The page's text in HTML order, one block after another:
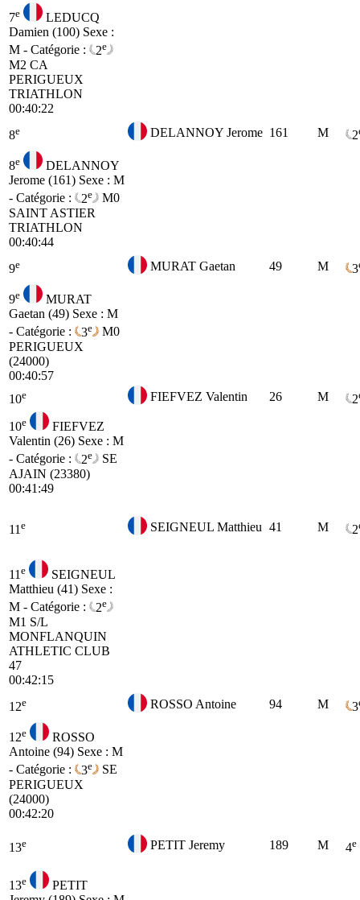
7e
LEDUCQ
Damien (100) Sexe :
M - Catégorie :
2e
M2 CA
PERIGUEUX
TRIATHLON
00:40:22
8e DELANNOY Jerome 161 M 2
8e
DELANNOY
Jerome (161) Sexe : M
- Catégorie :
2e
M0
SAINT ASTIER
TRIATHLON
00:40:44
9e MURAT Gaetan 49 M 3
9e
MURAT
Gaetan (49) Sexe : M
- Catégorie :
3e
M0
PERIGUEUX
(24000)
00:40:57
10e FIEFVEZ Valentin 26 M 2
10e
FIEFVEZ
Valentin (26) Sexe : M
- Catégorie :
2e
SE
AJAIN (23380)
00:41:49
11 e SEIGNEUL Matthieu 41 M 2
11 e
SEIGNEUL
Matthieu (41) Sexe :
M - Catégorie :
2e
M1 S/L
MONFLANQUIN
ATHLETIC CLUB
47
00:42:15
12e ROSSO Antoine 94 M 3
12e
ROSSO
Antoine (94) Sexe : M
- Catégorie :
3e
SE
PERIGUEUX
(24000)
00:42:20
13e PETIT Jeremy 189 M 4e
13e
PETIT